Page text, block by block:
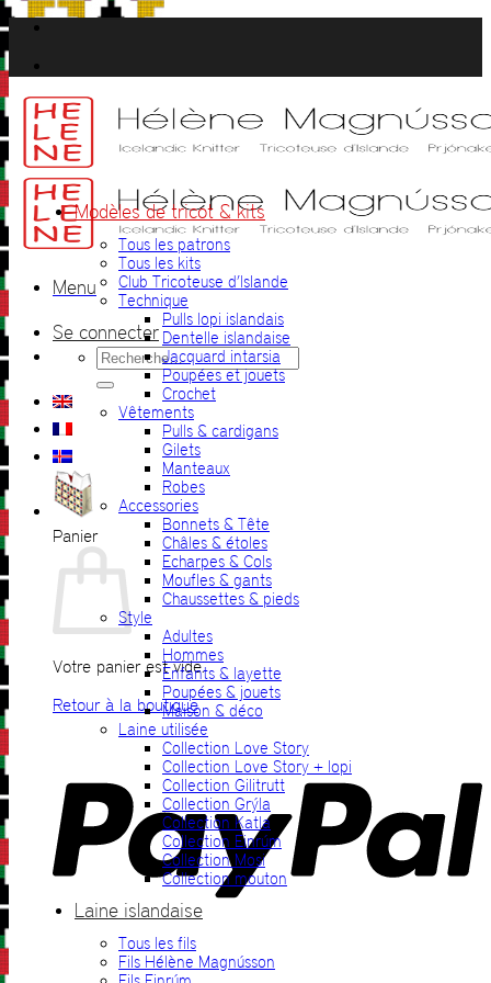
Passer
au
contenu
Menu
Se connecter
Recherche
pour :
Panier
Votre panier est vide.
Retour à la boutique
Modèles de tricot & kits
Tous les patrons
Tous les kits
Club Tricoteuse d’Islande
Technique
Pulls lopi islandais
Dentelle islandaise
Jacquard intarsia
Poupées et jouets
Crochet
Vêtements
Pulls & cardigans
Gilets
Manteaux
Robes
Accessories
Bonnets & Tête
Châles & étoles
Echarpes & Cols
Moufles & gants
Chaussettes & pieds
Style
Adultes
Hommes
Enfants & layette
Poupées & jouets
Maison & déco
Laine utilisée
Collection Love Story
Collection Love Story + lopi
Collection Gilitrutt
Collection Grýla
Collection Katla
Collection Einrúm
Collection Mosi
Collection mouton
Laine islandaise
Tous les fils
Fils Hélène Magnússon